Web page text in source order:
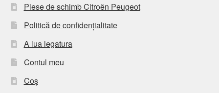
Piese de schimb Citroën Peugeot
Politică de confidențialitate
A lua legatura
Contul meu
Coș